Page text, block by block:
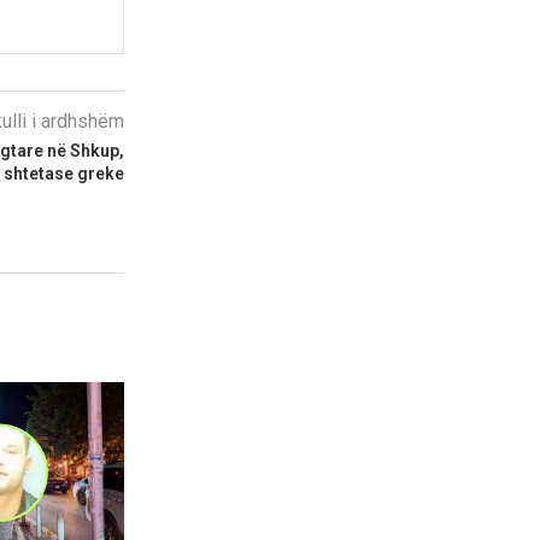
i ardhshëm
në Shkup,
shtetase greke